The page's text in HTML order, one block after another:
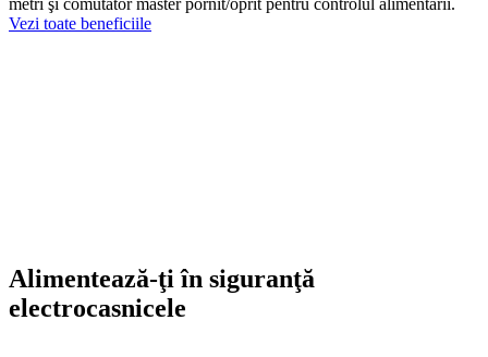
Vezi toate beneficiile
Alimentează-ţi în siguranţă
electrocasnicele